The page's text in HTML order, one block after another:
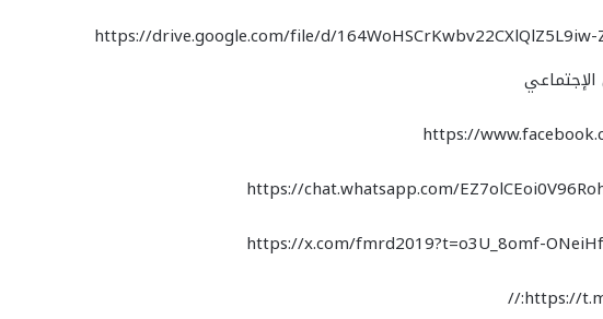
https://drive.google.com/file/d/